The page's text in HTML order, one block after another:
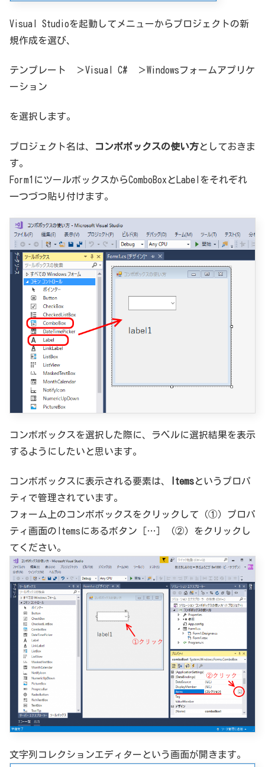
Visual Studioを起動してメニューからプロジェクトの新
規作成を選び、
テンプレート ＞Visual C# ＞Windowsフォームアプリケ
ーション
を選択します。
プロジェクト名は、 コンボボックスの使い方としておきま
す。
Form1にツールボックスからComboBoxとLabelをそれぞれ
一つづつ貼り付けます。
コンボボックスを選択した際に、ラベルに選択結果を表示
するようにしたいと思います。
コンボボックスに表示される要素は、 Itemsというプロパ
ティで管理されています。
フォーム上のコンボボックスをクリックして（①）プロパ
ティ画面のItemsにあるボタン［…］（②）をクリックし
てください。
文字列コレクションエディターという画面が開きます。